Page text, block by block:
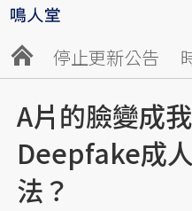
停止更新公告
A片的臉變成
Deepfake成
法？